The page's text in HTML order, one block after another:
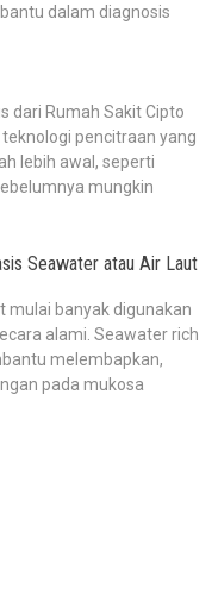
dalam diagnosis
dari Rumah Sakit Cipto
pencitraan yang
lebih awal, seperti
mungkin
Seawater atau Air Laut
mulai banyak digunakan
alami. Seawater rich
melembapkan,
pada mukosa